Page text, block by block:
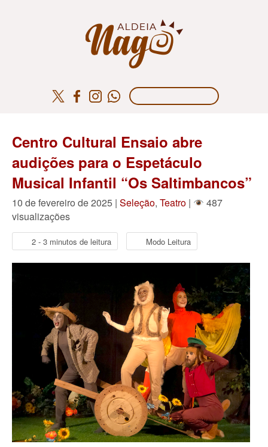
Centro Cultural Ensaio abre
audições para o Espetáculo
Musical Infantil “Os Saltimbancos”
10 de fevereiro de 2025 | Seleção, Teatro |
487
visualizações
2 - 3 minutos de leitura Modo Leitura